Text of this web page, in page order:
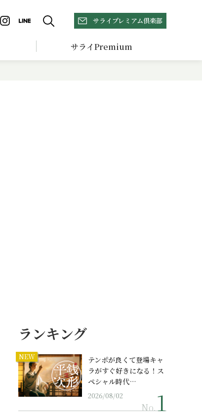
サライプレミアム倶楽部
サライPremium
ランキング
NEW
テンポが良くて登場キャ
ラがすぐ好きになる！ス
ペシャル時代…
2026/08/02
No.